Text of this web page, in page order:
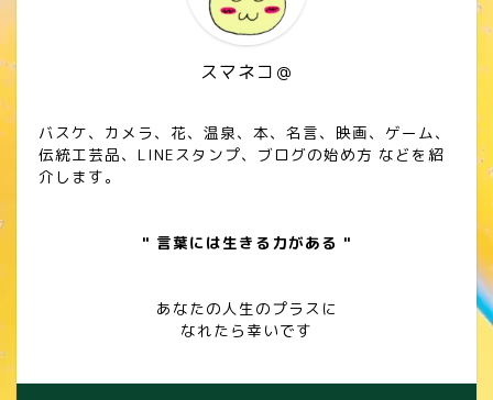
スマネコ＠
バスケ、カメラ、花、温泉、本、名言、映画、ゲーム、
伝統工芸品、LINEスタンプ、ブログの始め方 などを紹
介します。
" 言葉には生きる力がある "
あなたの人生のプラスに
なれたら幸いです